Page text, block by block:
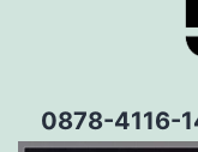
0878-4116-